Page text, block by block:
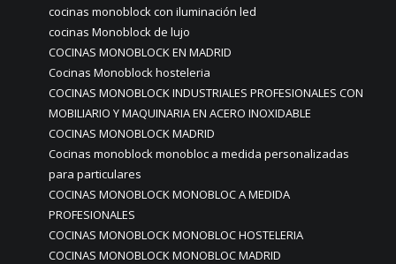
cocinas monoblock con iluminación led
cocinas Monoblock de lujo
COCINAS MONOBLOCK EN MADRID
Cocinas Monoblock hosteleria
COCINAS MONOBLOCK INDUSTRIALES PROFESIONALES CON
MOBILIARIO Y MAQUINARIA EN ACERO INOXIDABLE
COCINAS MONOBLOCK MADRID
Cocinas monoblock monobloc a medida personalizadas
para particulares
COCINAS MONOBLOCK MONOBLOC A MEDIDA
PROFESIONALES
COCINAS MONOBLOCK MONOBLOC HOSTELERIA
COCINAS MONOBLOCK MONOBLOC MADRID